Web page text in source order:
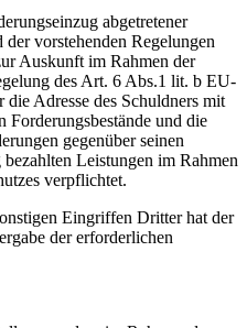
abgetretener
vorstehenden Regelungen
Auskunft im Rahmen der
des Art. 6 Abs.1 lit. b EU-
Adresse des Schuldners mit
und die
gegenüber seinen
Leistungen im Rahmen
verpflichtet.
Eingriffen Dritter hat der
der erforderlichen